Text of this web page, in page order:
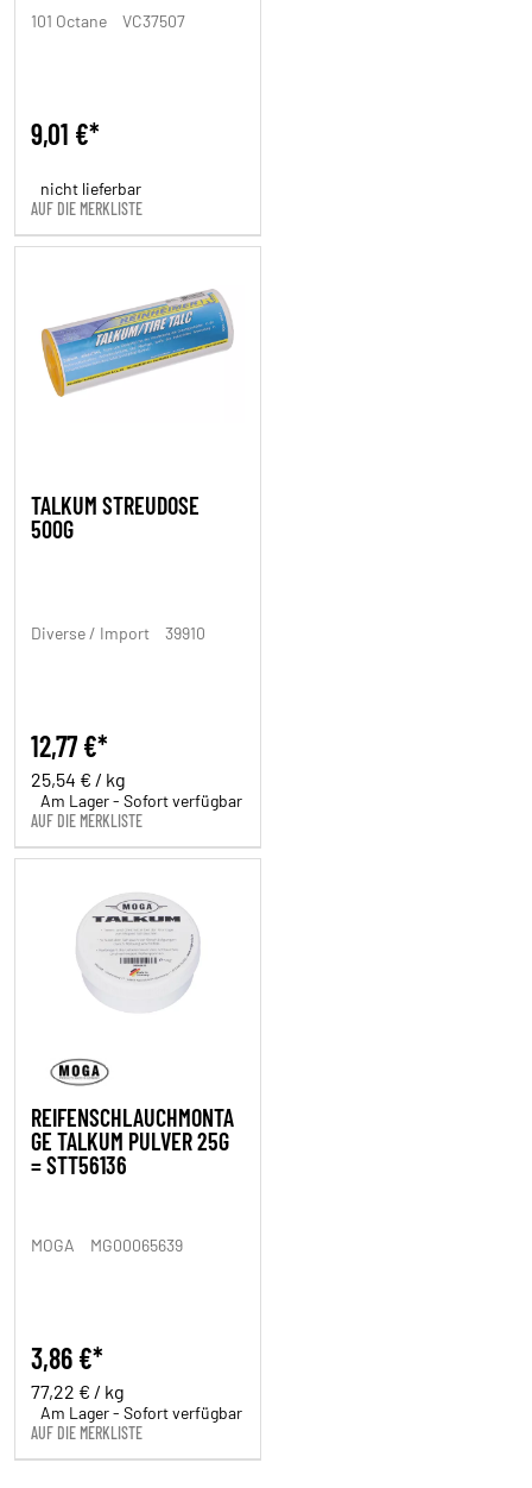
101 Octane VC37507
9,01 €*
nicht lieferbar
AUF DIE MERKLISTE
TALKUM STREUDOSE
500G
Diverse / Import 39910
12,77 €*
25,54 € / kg
Am Lager - Sofort verfügbar
AUF DIE MERKLISTE
REIFENSCHLAUCHMONTA
GE TALKUM PULVER 25G
= STT56136
MOGA MG00065639
3,86 €*
77,22 € / kg
Am Lager - Sofort verfügbar
AUF DIE MERKLISTE